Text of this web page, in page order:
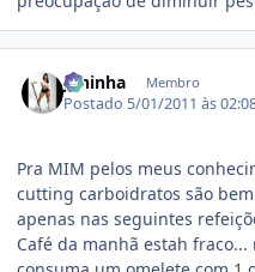
Janinha Membro
Postado 5/01/2011 às
Pra MIM pelos meus
cutting carboidratos são
apenas nas seguintes
Café da manhã estah